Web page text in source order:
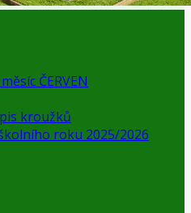
ČERVEN
kroužků
roku 2025/2026